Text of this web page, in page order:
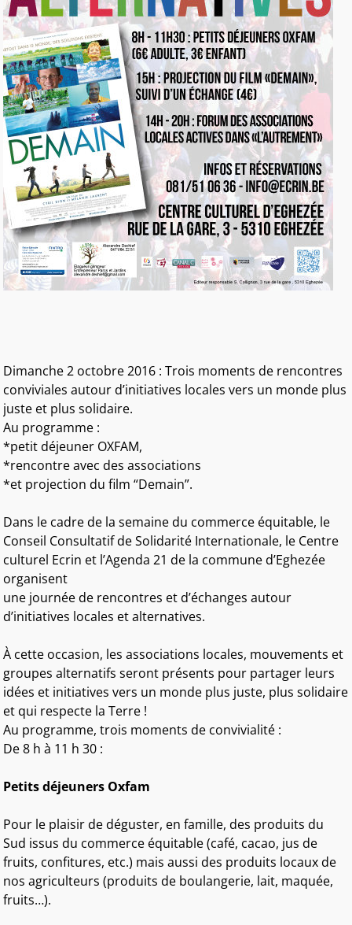
Dimanche 2 octobre 2016 : Trois moments de rencontres
conviviales autour d’initiatives locales vers un monde plus
juste et plus solidaire.
Au programme :
*petit déjeuner OXFAM,
*rencontre avec des associations
*et projection du film “Demain”.
Dans le cadre de la semaine du commerce équitable, le
Conseil Consultatif de Solidarité Internationale, le Centre
culturel Ecrin et l’Agenda 21 de la commune d’Eghezée
organisent
une journée de rencontres et d’échanges autour
d’initiatives locales et alternatives.
À cette occasion, les associations locales, mouvements et
groupes alternatifs seront présents pour partager leurs
idées et initiatives vers un monde plus juste, plus solidaire
et qui respecte la Terre !
Au programme, trois moments de convivialité :
De 8 h à 11 h 30 :
Petits déjeuners Oxfam
Pour le plaisir de déguster, en famille, des produits du
Sud issus du commerce équitable (café, cacao, jus de
fruits, confitures, etc.) mais aussi des produits locaux de
nos agriculteurs (produits de boulangerie, lait, maquée,
fruits…).